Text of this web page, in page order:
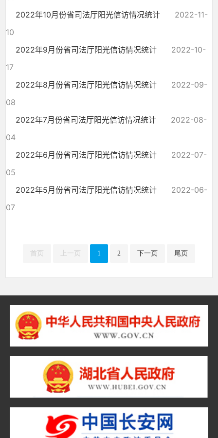
2022年10月份省司法厅阳光信访情况统计
2022-11-
10
2022年9月份省司法厅阳光信访情况统计
2022-10-
17
2022年8月份省司法厅阳光信访情况统计
2022-09-
08
2022年7月份省司法厅阳光信访情况统计
2022-08-
04
2022年6月份省司法厅阳光信访情况统计
2022-07-
05
2022年5月份省司法厅阳光信访情况统计
2022-06-
07
首页 上一页 1 2 下一页 尾页